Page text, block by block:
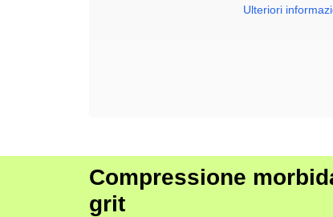
Ulteriori
Compressione
grit